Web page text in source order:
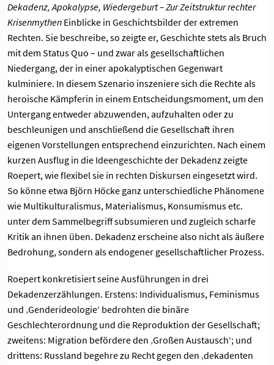
Dekadenz, Apokalypse, Wiedergeburt – Zur Zeitstruktur rechter
Krisenmythen Einblicke in Geschichtsbilder der extremen
Rechten. Sie beschreibe, so zeigte er, Geschichte stets als Bruch
mit dem Status Quo – und zwar als gesellschaftlichen
Niedergang, der in einer apokalyptischen Gegenwart
kulminiere. In diesem Szenario inszeniere sich die Rechte als
heroische Kämpferin in einem Entscheidungsmoment, um den
Untergang entweder abzuwenden, aufzuhalten oder zu
beschleunigen und anschließend die Gesellschaft ihren
eigenen Vorstellungen entsprechend einzurichten. Nach einem
kurzen Ausflug in die Ideengeschichte der Dekadenz zeigte
Roepert, wie flexibel sie in rechten Diskursen eingesetzt wird.
So könne etwa Björn Höcke ganz unterschiedliche Phänomene
wie Multikulturalismus, Materialismus, Konsumismus etc.
unter dem Sammelbegriff subsumieren und zugleich scharfe
Kritik an ihnen üben. Dekadenz erscheine also nicht als äußere
Bedrohung, sondern als endogener gesellschaftlicher Prozess.
Roepert konkretisiert seine Ausführungen in drei
Dekadenzerzählungen. Erstens: Individualismus, Feminismus
und ‚Genderideologie‘ bedrohten die binäre
Geschlechterordnung und die Reproduktion der Gesellschaft;
zweitens: Migration befördere den ‚Großen Austausch‘; und
drittens: Russland begehre zu Recht gegen den ‚dekadenten